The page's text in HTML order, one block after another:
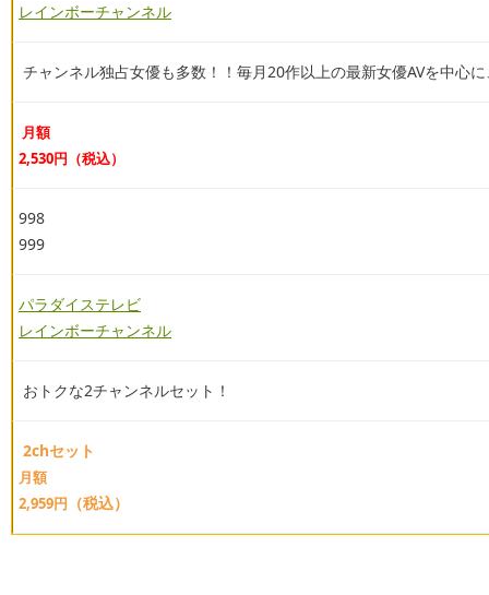
レインボーチャンネル
チャンネル独占女優も多数！！毎月20作以上の最新女優AVを中心
月額
2,530円（税込）
998
999
パラダイステレビ
レインボーチャンネル
おトクな2チャンネルセット！
2chセット
月額
2,959円 （税込）